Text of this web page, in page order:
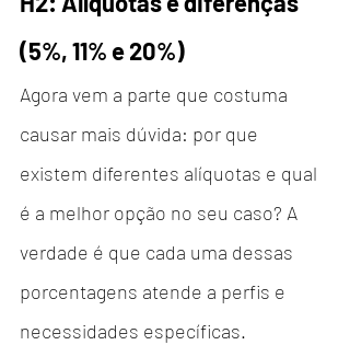
(5%, 11% e 20%)
Agora vem a parte que costuma
causar mais dúvida: por que
existem diferentes alíquotas e qual
é a melhor opção no seu caso? A
verdade é que cada uma dessas
porcentagens atende a perfis e
necessidades específicas.